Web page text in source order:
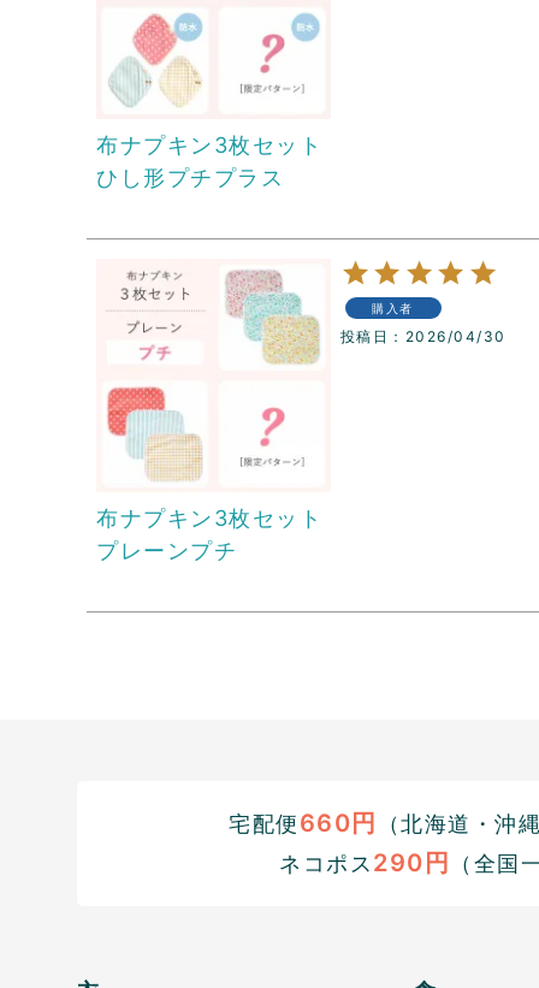
布ナプキン3枚セット
ひし形プチプラス
布ナプキン3枚セット
プレーンプチ
購入者
投稿日 2026/04/30
宅配便660円
（北海道・沖
ネコポス 290円 （全国